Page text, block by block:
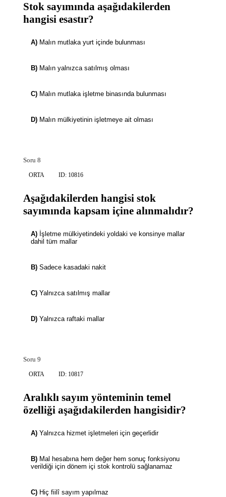
Stok sayımında aşağıdakilerden
hangisi esastır?
A) Malın mutlaka yurt içinde bulunması
B) Malın yalnızca satılmış olması
C) Malın mutlaka işletme binasında bulunması
D) Malın mülkiyetinin işletmeye ait olması
Soru 8
ORTA ID: 10816
Aşağıdakilerden hangisi stok
sayımında kapsam içine alınmalıdır?
A)
dahil tüm mallar
B) Sadece kasadaki nakit
C) Yalnızca satılmış mallar
D) Yalnızca raftaki mallar
Soru 9
ORTA ID: 10817
Aralıklı sayım yönteminin temel
özelliği aşağıdakilerden hangisidir?
A) Yalnızca hizmet işletmeleri için geçerlidir
B)
verildiği için dönem içi stok kontrolü sağlanamaz
C) Hiç fiilî sayım yapılmaz